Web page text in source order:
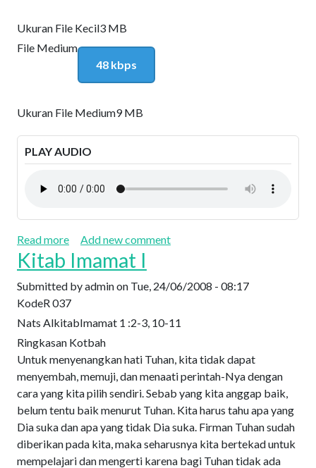
Ukuran File Kecil3 MB
File Medium
48 kbps
Ukuran File Medium9 MB
PLAY AUDIO
Read moreabout Kitab Imamat II
Add new comment
Kitab Imamat I
Submitted byadminon Tue, 24/06/2008 - 08:17
KodeR 037
Nats AlkitabImamat 1 :2-3, 10-11
Ringkasan Kotbah
Untuk menyenangkan hati Tuhan, kita tidak dapat
menyembah, memuji, dan menaati perintah-Nya dengan
cara yang kita pilih sendiri. Sebab yang kita anggap baik,
belum tentu baik menurut Tuhan. Kita harus tahu apa yang
Dia suka dan apa yang tidak Dia suka. Firman Tuhan sudah
diberikan pada kita, maka seharusnya kita bertekad untuk
mempelajari dan mengerti karena bagi Tuhan tidak ada